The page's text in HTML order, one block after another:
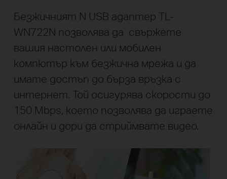
Безжичният N USB адаптер TL-
WN722N позволява да свържете
вашия настолен или мобилен
компютър към безжична мрежа и да
имате достъп до бърза връзка с
интернет. Той осигурява скорости до
150 Mbps, което позволява да играете
онлайн и дори да стриймвате видео.